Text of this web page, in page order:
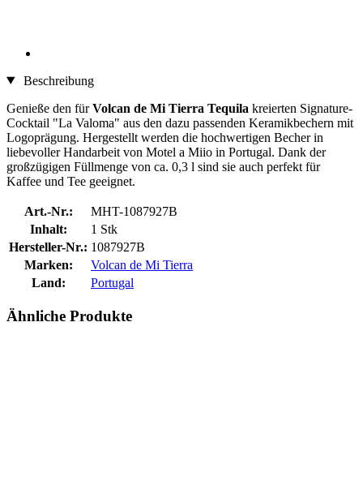
Beschreibung
Genieße den fürVolcan de Mi Tierra Tequila kreierten Signature-
Cocktail "La Valoma" aus den dazu passenden Keramikbechern mit
Logoprägung. Hergestellt werden die hochwertigen Becher in
liebevoller Handarbeit von Motel a Miio in Portugal. Dank der
großzügigen Füllmenge von ca. 0,3 l sind sie auch perfekt für
Kaffee und Tee geeignet.
Art.-Nr.:
MHT-1087927B
Inhalt:
1 Stk
Hersteller-Nr.: 1087927B
Marken:
Volcan de Mi Tierra
Land:
Portugal
Ähnliche Produkte